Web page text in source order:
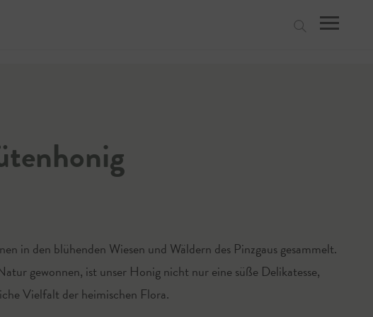
in den blühenden Wiesen und Wäldern des Pinzgaus gesammelt.
gewonnen, ist unser Honig nicht nur eine süße Delikatesse,
Vielfalt der heimischen Flora.